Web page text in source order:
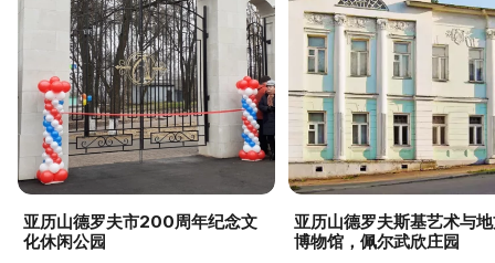
亚历山德罗夫市200周年纪念文
化休闲公园
亚历山德罗夫斯基艺术与
博物馆，佩尔武欣庄园